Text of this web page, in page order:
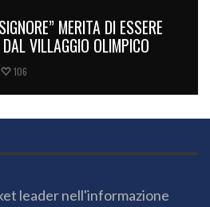
MERITA DI ESSERE
VILLAGGIO OLIMPICO
106
leader nell'informazione